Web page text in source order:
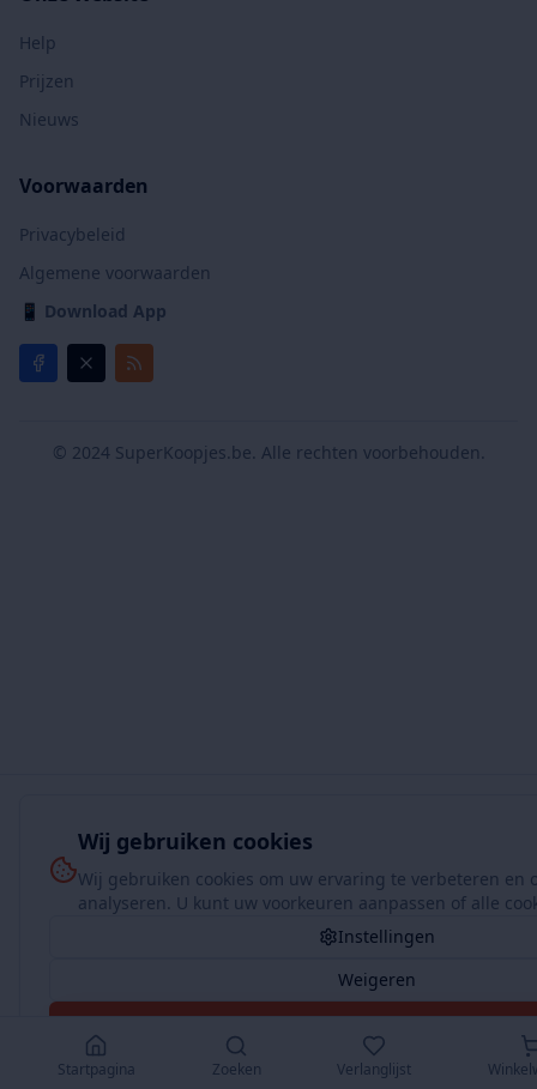
Wij gebruiken cookies
Wij gebruiken cookies om uw ervaring te verbeteren en
analyseren. U kunt uw voorkeuren aanpassen of alle
Instellingen
Weigeren
Accepteer Alles
Help
Prijzen
Nieuws
Voorwaarden
Privacybeleid
Algemene voorwaarden
📱 Download App
© 2024 SuperKoopjes.be. Alle rechten voorbehouden.
Startpagina Zoeken Verlanglijst